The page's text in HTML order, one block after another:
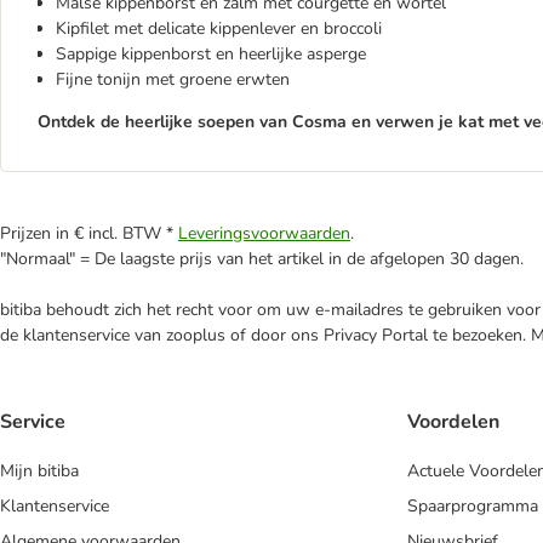
Kipfilet met delicate kippenlever en broccoli
Sappige kippenborst en heerlijke asperge
Fijne tonijn met groene erwten
Ontdek de heerlijke soepen van Cosma en verwen je kat met
Prijzen in € incl. BTW * Leveringsvoorwaarden.
"Normaal" = De laagste prijs van het artikel in de afgelopen 30 dagen.
bitiba behoudt zich het recht voor om uw e-mailadres te gebruiken
de klantenservice van zooplus of door ons Privacy Portal te bezoeken.
Service
Mijn bitiba
Klantenservice
Voordelen
Actuele
Spaarprogramma